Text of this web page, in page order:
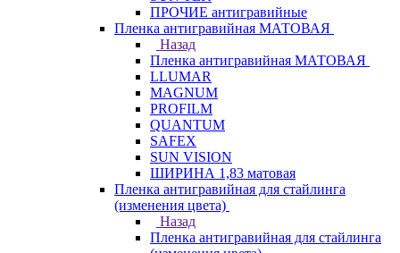
ПРОЧИЕ антигравийные
Пленка антигравийная МАТОВАЯ
Назад
Пленка антигравийная МАТОВАЯ
LLUMAR
MAGNUM
PROFILM
QUANTUM
SAFEX
SUN VISION
ШИРИНА 1,83 матовая
Пленка антигравийная для стайлинга
(изменения цвета)
Назад
Пленка антигравийная для стайлинга